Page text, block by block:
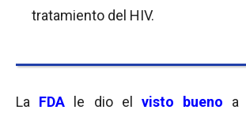
tratamiento del HIV.
La FDA le dio elvisto bueno a